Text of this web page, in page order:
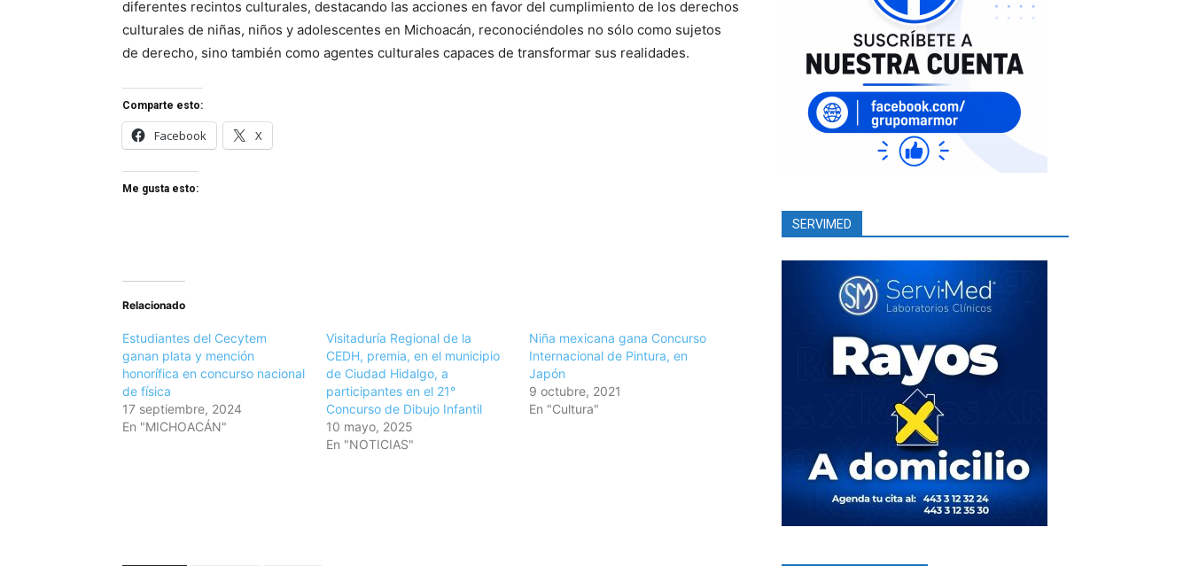
diferentes recintos culturales, destacando las acciones en favor del cumplimiento de los derechos
culturales de niñas, niños y adolescentes en Michoacán, reconociéndoles no sólo como sujetos
de derecho, sino también como agentes culturales capaces de transformar sus realidades.
Comparte esto:
Facebook X
Me gusta esto:
Relacionado
Estudiantes del Cecytem
ganan plata y mención
honorífica en concurso nacional
de física
17 septiembre, 2024
En "MICHOACÁN"
Visitaduría Regional de la
CEDH, premia, en el municipio
de Ciudad Hidalgo, a
participantes en el 21°
Concurso de Dibujo Infantil
10 mayo, 2025
En "NOTICIAS"
Niña mexicana gana Concurso
Internacional de Pintura, en
Japón
9 octubre, 2021
En "Cultura"
SERVIMED